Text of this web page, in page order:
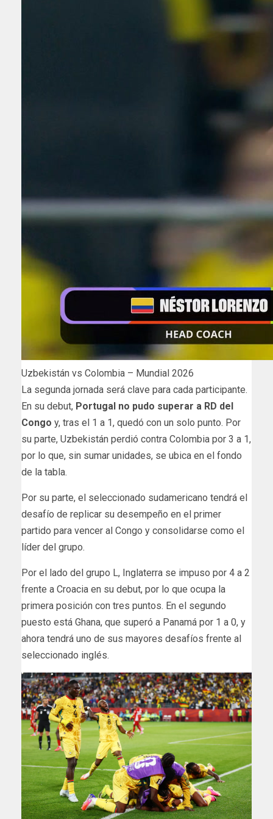
Uzbekistán vs Colombia – Mundial 2026
La segunda jornada será clave para cada participante.
En su debut, Portugal no pudo superar a RD del
Congo y, tras el 1 a 1, quedó con un solo punto. Por
su parte, Uzbekistán perdió contra Colombia por 3 a 1,
por lo que, sin sumar unidades, se ubica en el fondo
de la tabla.
Por su parte, el seleccionado sudamericano tendrá el
desafío de replicar su desempeño en el primer
partido para vencer al Congo y consolidarse como el
líder del grupo.
Por el lado del grupo L, Inglaterra se impuso por 4 a 2
frente a Croacia en su debut, por lo que ocupa la
primera posición con tres puntos. En el segundo
puesto está Ghana, que superó a Panamá por 1 a 0, y
ahora tendrá uno de sus mayores desafíos frente al
seleccionado inglés.